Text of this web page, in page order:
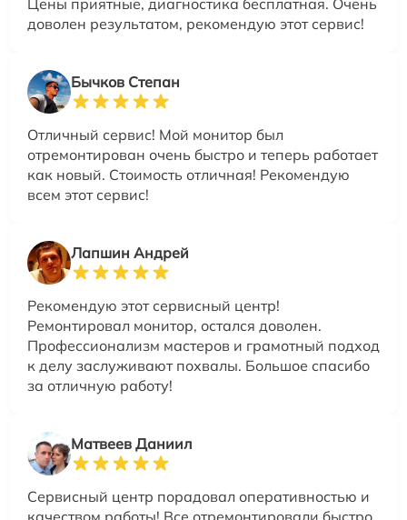
доволен результатом, рекомендую этот сервис!
Бычков Степан
Отличный сервис! Мой монитор был
отремонтирован очень быстро и теперь работает
как новый. Стоимость отличная! Рекомендую
всем этот сервис!
Лапшин Андрей
Рекомендую этот сервисный центр!
Ремонтировал монитор, остался доволен.
Профессионализм мастеров и грамотный подход
к делу заслуживают похвалы. Большое спасибо
за отличную работу!
Матвеев Даниил
Сервисный центр порадовал оперативностью и
качеством работы! Все отремонтировали быстро